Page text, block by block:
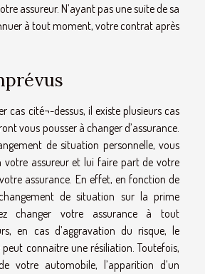
assureur. N’ayant pas une suite de sa
à tout moment, votre contrat après
cas cité¬-dessus, il existe plusieurs cas
vous pousser à changer d’assurance.
de situation personnelle, vous
votre assureur et lui faire part de votre
assurance. En effet, en fonction de
de situation sur la prime
changer votre assurance à tout
en cas d’aggravation du risque, le
connaitre une résiliation. Toutefois,
votre automobile, l’apparition d’un